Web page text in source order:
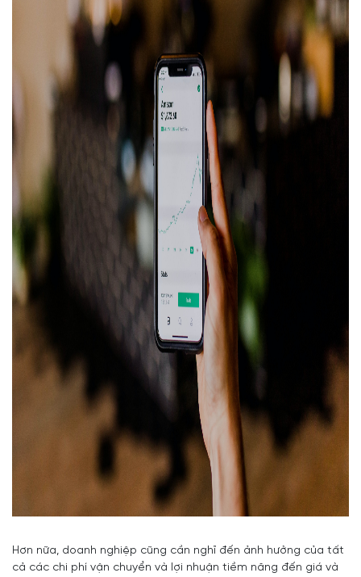
Hơn nữa, doanh nghiệp cũng cần nghĩ đến ảnh hưởng của tất
cả các chi phí vận chuyển và lợi nhuận tiềm năng đến giá và